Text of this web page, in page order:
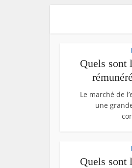
Quels sont
Le marché de
une
Quels sont